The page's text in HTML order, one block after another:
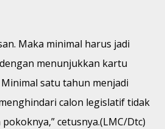
Maka minimal harus jadi
menunjukkan kartu
satu tahun menjadi
calon legislatif tidak
cetusnya.(LMC/Dtc)